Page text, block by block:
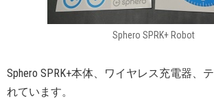
Sphero SPRK+ Robot
Sphero SPRK+本体、ワイヤレス充電器、
れています。